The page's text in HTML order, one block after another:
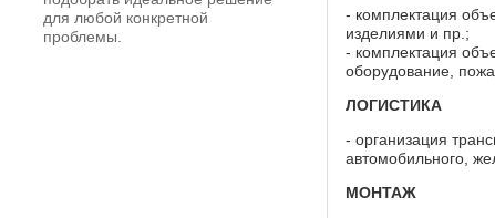
для любой конкретной
проблемы.
- комплектация
изделиями и пр.;
- комплектация
оборудование,
ЛОГИСТИКА
- организация
автомобильного,
МОНТАЖ